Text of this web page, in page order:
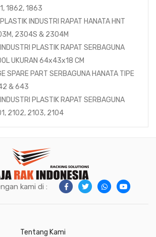
1862, 1863
INDUSTRI RAPAT HANATA HNT
2304S & 2304M
PLASTIK RAPAT SERBAGUNA
UKURAN 64x43x18 CM
SPARE PART SERBAGUNA HANATA TIPE
& 643
PLASTIK RAPAT SERBAGUNA
2102, 2103, 2104
kami di :
Tentang Kami